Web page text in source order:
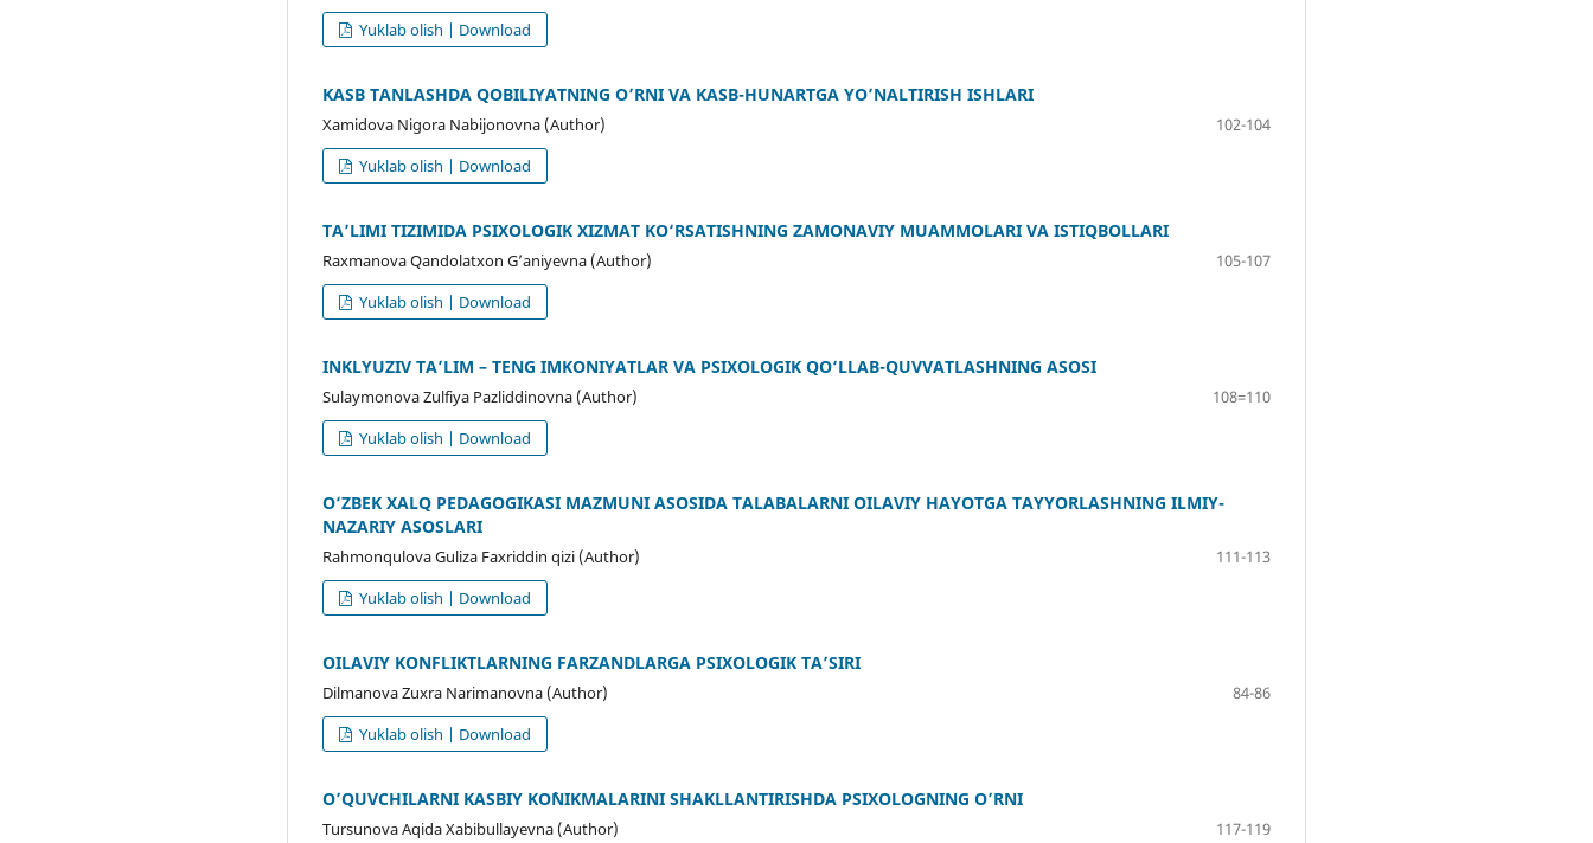
Yuklab olish | Download
KASB TANLASHDA QOBILIYATNING O’RNI VA KASB-HUNARTGA YO’NALTIRISH ISHLARI
Xamidova Nigora Nabijonovna (Author)
102-104
Yuklab olish | Download
TA’LIMI TIZIMIDA PSIXOLOGIK XIZMAT KO‘RSATISHNING ZAMONAVIY MUAMMOLARI VA ISTIQBOLLARI
Raxmanova Qandolatxon G’aniyevna (Author)
105-107
Yuklab olish | Download
INKLYUZIV TA’LIM – TENG IMKONIYATLAR VA PSIXOLOGIK QO‘LLAB-QUVVATLASHNING ASOSI
Sulaymonova Zulfiya Pazliddinovna (Author)
108=110
Yuklab olish | Download
O‘ZBEK XALQ PEDAGOGIKASI MAZMUNI ASOSIDA TALABALARNI OILAVIY HAYOTGA TAYYORLASHNING ILMIY-
NAZARIY ASOSLARI
Rahmonqulova Guliza Faxriddin qizi (Author)
111-113
Yuklab olish | Download
OILAVIY KONFLIKTLARNING FARZANDLARGA PSIXOLOGIK TA’SIRI
Dilmanova Zuxra Narimanovna (Author)
84-86
Yuklab olish | Download
O’QUVCHILARNI KASBIY KO`NIKMALARINI SHAKLLANTIRISHDA PSIXOLOGNING O’RNI
Tursunova Aqida Xabibullayevna (Author)
117-119